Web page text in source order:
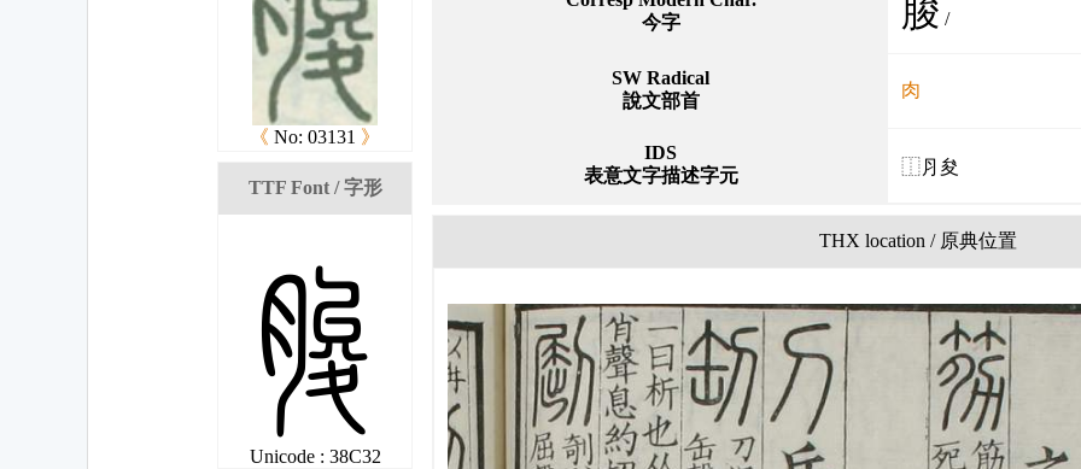
《 No: 03131 》
TTF Font / 字形
娲
Unicode : 38C32
今字
脧 /
SW Radical
說文部首
肉
IDS
表意文字描述字元
⿰⺼夋
THX location / 原典位置